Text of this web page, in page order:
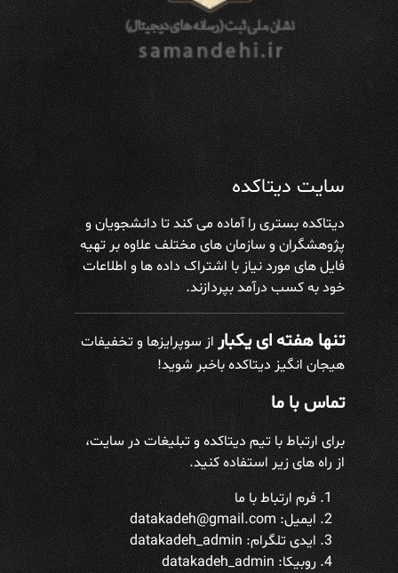
سایت دیتاکده
دیتاکده بستری را آماده می کند تا دانشجویان و
پژوهشگران و سازمان های مختلف علاوه بر تهیه
فایل های مورد نیاز با اشتراک داده ها و اطلاعات
خود به کسب درآمد بپردازند.
تنها هفته ای یکباراز سوپرایزها و تخفیفات
هیجان انگیز دیتاکده باخبر شوید!
تماس با ما
برای ارتباط با تیم دیتاکده و تبلیغات در سایت،
از راه های زیر استفاده کنید.
فرم ارتباط با ما
ایمیل: datakadeh@gmail.com
ایدی تلگرام:datakadeh_admin
روبیکا: datakadeh_admin